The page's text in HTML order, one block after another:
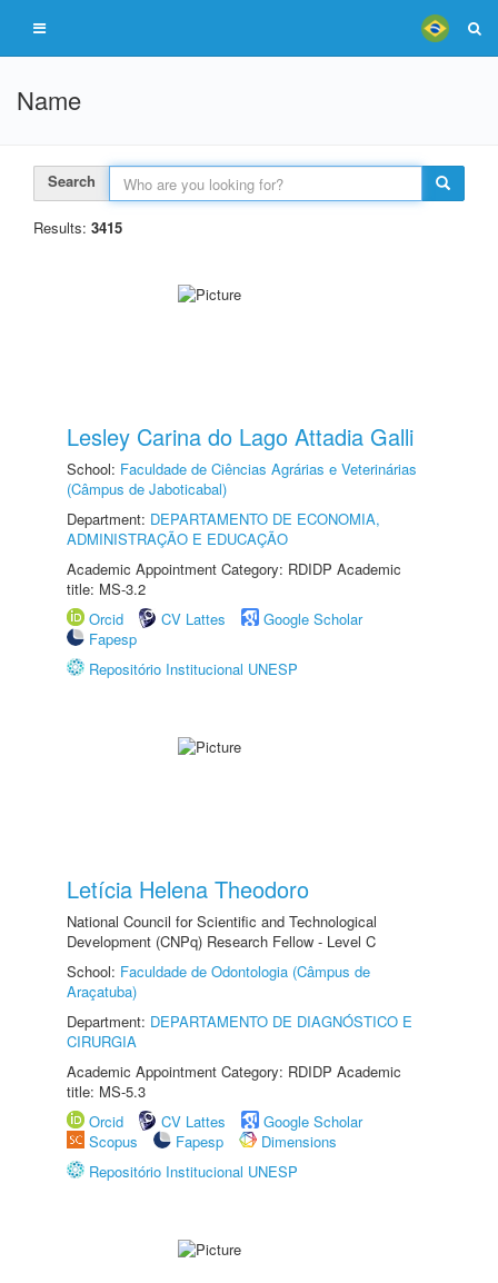
Name
Search
Results: 3415
Lesley Carina do Lago Attadia Galli
School: Faculdade de Ciências Agrárias e Veterinárias
(Câmpus de Jaboticabal)
Department: DEPARTAMENTO DE ECONOMIA,
ADMINISTRAÇÃO E EDUCAÇÃO
Academic Appointment Category: RDIDP Academic
title: MS-3.2
Orcid
CV Lattes
Google Scholar
Fapesp
Repositório Institucional UNESP
Letícia Helena Theodoro
National Council for Scientific and Technological
Development (CNPq) Research Fellow - Level C
School: Faculdade de Odontologia (Câmpus de
Araçatuba)
Department: DEPARTAMENTO DE DIAGNÓSTICO E
CIRURGIA
Academic Appointment Category: RDIDP Academic
title: MS-5.3
Orcid
CV Lattes
Google Scholar
Scopus
Fapesp
Dimensions
Repositório Institucional UNESP